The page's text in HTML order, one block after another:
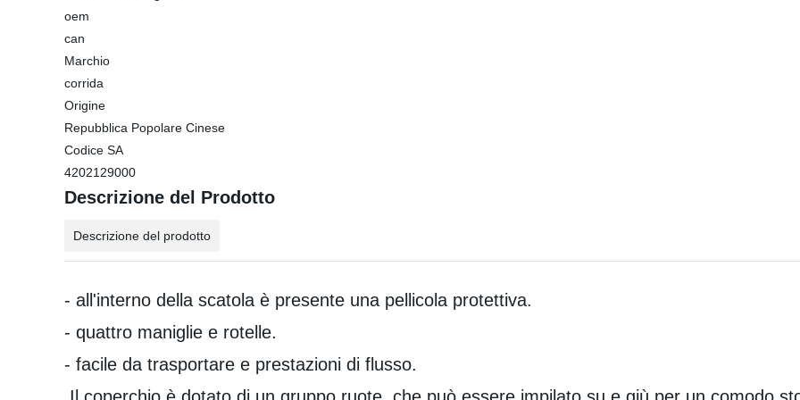
oem
can
Marchio
corrida
Origine
Repubblica Popolare Cinese
Codice SA
4202129000
Descrizione del Prodotto
Descrizione del prodotto
- all'interno della scatola è presente una pellicola protettiva.
- quattro maniglie e rotelle.
- facile da trasportare e prestazioni di flusso.